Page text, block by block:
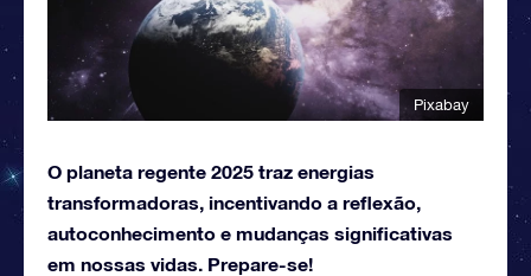
Pixabay
O planeta regente 2025 traz energias
transformadoras, incentivando a reflexão,
autoconhecimento e mudanças significativas
em nossas vidas. Prepare-se!